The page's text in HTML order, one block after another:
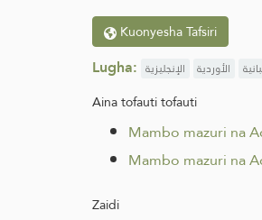
Kuonyesha Tafsiri
Lugha: الإنجليزية الأوردية
Aina tofauti tofauti
Mambo mazuri na
Mambo mazuri na
Zaidi